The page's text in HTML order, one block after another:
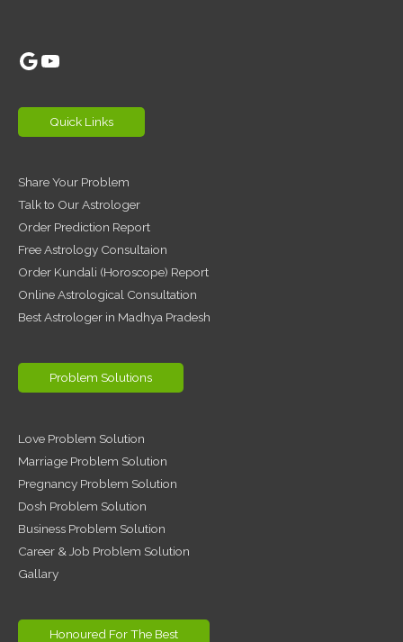
Google
YouTube
Quick Links
Share Your Problem
Talk to Our Astrologer
Order Prediction Report
Free Astrology Consultaion
Order Kundali (Horoscope) Report
Online Astrological Consultation
Best Astrologer in Madhya Pradesh
Problem Solutions
Love Problem Solution
Marriage Problem Solution
Pregnancy Problem Solution
Dosh Problem Solution
Business Problem Solution
Career & Job Problem Solution
Gallary
Honoured For The Best